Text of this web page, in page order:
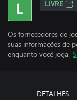
LIVRE
Os fornecedores de
suas informações de
enquanto você joga.
DETALHES